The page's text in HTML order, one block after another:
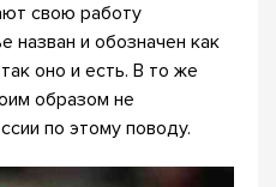
свою работу
назван и обозначен как
оно и есть. В то же
образом не
по этому поводу.